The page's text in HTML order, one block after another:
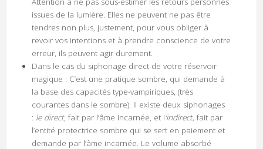
issues de la lumière. Elles ne peuvent ne pas être
tendres non plus, justement, pour vous obliger à
revoir vos intentions et à prendre conscience de votre
erreur, ils peuvent agir durement.
Dans le cas du siphonage direct de votre réservoir
magique : C’est une pratique sombre, qui demande à
la base des capacités type-vampiriques, (très
courantes dans le sombre). Il existe deux siphonages
: le direct, fait par l’âme incarnée, et l‘indirect,fait par
l’entité protectrice sombre qui se sert en paiement et
demande par l’âme incarnée. Le volume absorbé